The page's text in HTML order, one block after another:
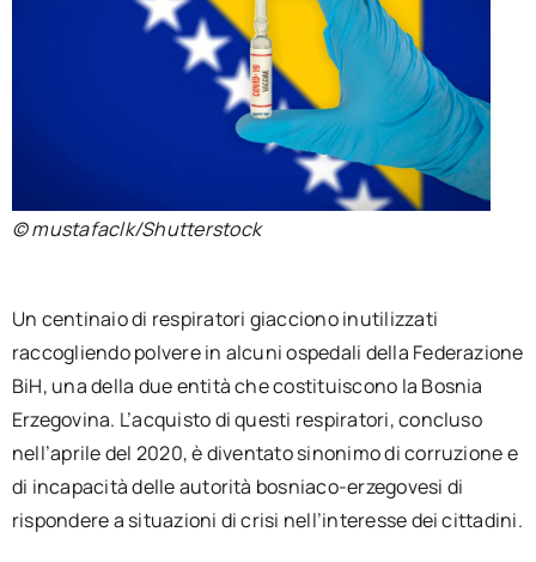
© mustafaclk/Shutterstock
Un centinaio di respiratori giacciono inutilizzati
raccogliendo polvere in alcuni ospedali della Federazione
BiH, una della due entità che costituiscono la Bosnia
Erzegovina. L’acquisto di questi respiratori, concluso
nell’aprile del 2020, è diventato sinonimo di corruzione e
di incapacità delle autorità bosniaco-erzegovesi di
rispondere a situazioni di crisi nell’interesse dei cittadini.